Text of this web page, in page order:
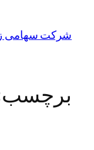
محتواشرکت سهامی